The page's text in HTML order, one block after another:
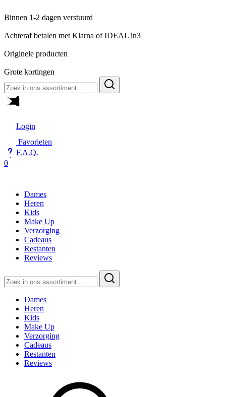
Binnen 1-2 dagen verstuurd
Achteraf betalen met Klarna of IDEAL in3
Originele producten
Grote kortingen
naar:
Login
Favorieten
F.A.Q.
0
Dames
Heren
Kids
Make Up
Verzorging
Cadeaus
Restanten
Reviews
naar:
Dames
Heren
Kids
Make Up
Verzorging
Cadeaus
Restanten
Reviews